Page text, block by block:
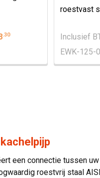
.30
roestvast
Inclusief
EWK-125-
een connectie tussen
roestvrij staal